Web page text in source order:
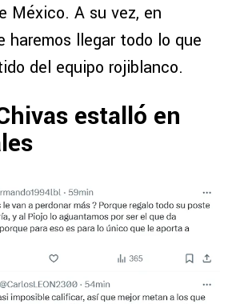
México. A su vez, en
haremos llegar todo lo que
del equipo rojiblanco.
estalló en